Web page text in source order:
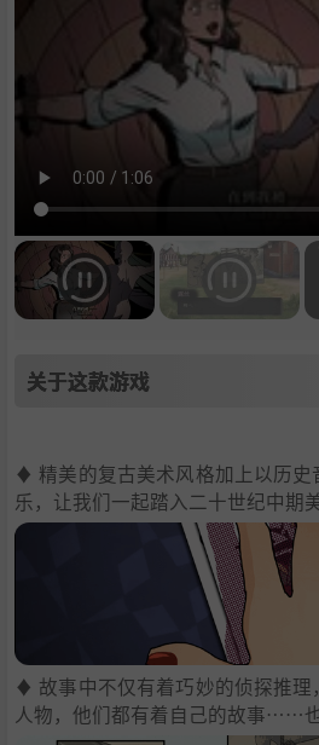
关于这款游戏
♦ 精美的复古美术风格加上以历史
乐，让我们一起踏入二十世纪中期
♦ 故事中不仅有着巧妙的侦探推理
人物，他们都有着自己的故事……也